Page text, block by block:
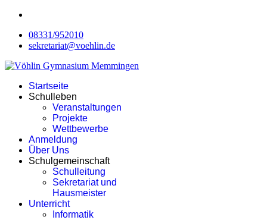
08331/952010
sekretariat@voehlin.de
Startseite
Schulleben
Veranstaltungen
Projekte
Wettbewerbe
Anmeldung
Über Uns
Schulgemeinschaft
Schulleitung
Sekretariat und
Hausmeister
Unterricht
Informatik